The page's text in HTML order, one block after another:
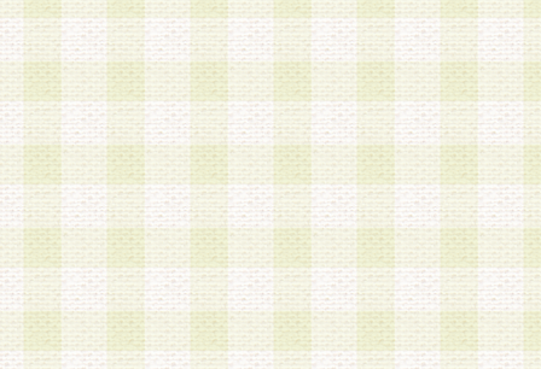
人を識別できる情報について第三者に開示または
社は事前に会員本人の同意を得るものとします。
3.前項の定めに拘わらず、当社は、以下の目的に
意を 得ることなく、会員個人を識別できる情報
づき選定した委託業者に対して当社の責任におい
できるものとします。な お、当社は、当該委託
契約を締結しこれを遵守させるとともに、本規約
の注意をもって当該情報を使用させるものとし ま
a.本サービスに係る謝礼、景品、調査サンプル品
b.会員からの電話、メール等の問い合わせなどへ
c.モバイルリサーチ、またはグループ形式による